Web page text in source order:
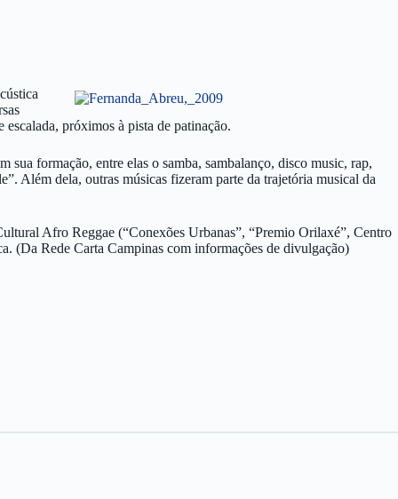
próximos à pista de patinação.
formação, entre elas o samba, sambalanço, disco music, rap,
Além dela, outras músicas fizeram parte da trajetória musical da
Afro Reggae (“Conexões Urbanas”, “Premio Orilaxé”, Centro
(Da Rede Carta Campinas com informações de divulgação)